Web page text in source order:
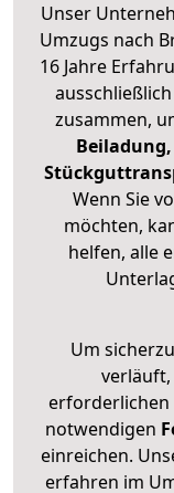
Unser
Umzugs nach
16 Jahre
zusammen,
Wenn Sie
möchten,
helfen, alle
Um
verläuft,
erforderlichen
notwendigen
einreichen.
erfahren im